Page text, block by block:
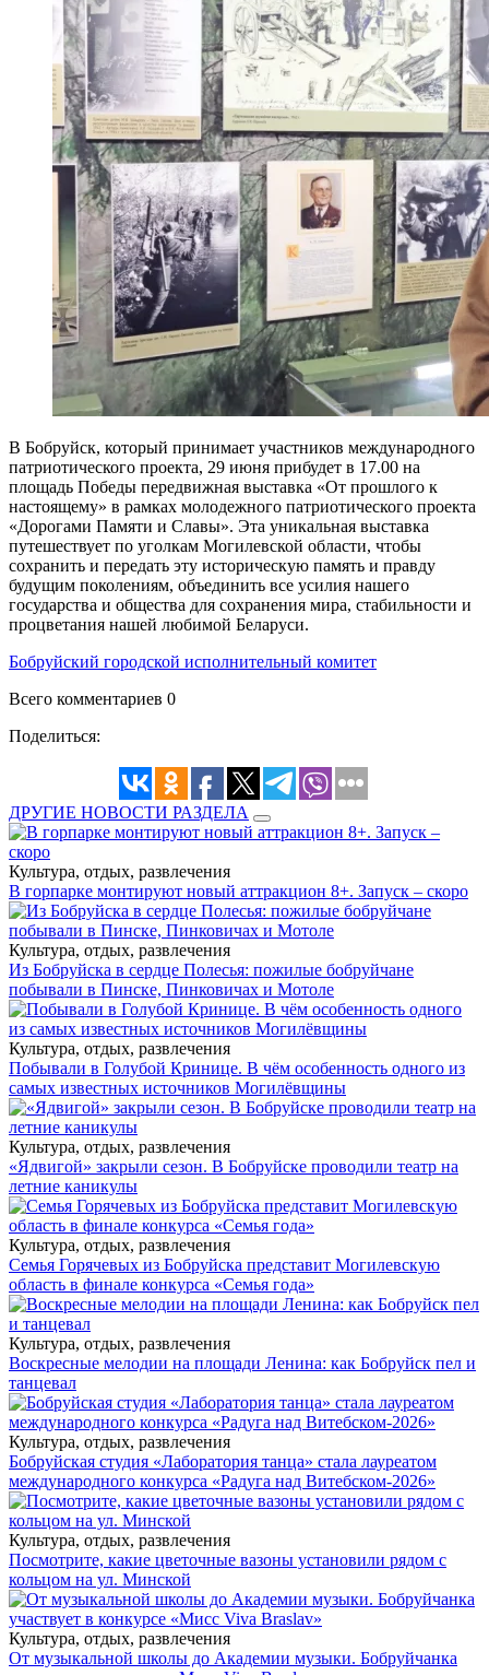
В Бобруйск, который принимает участников международного
патриотического проекта, 29 июня прибудет в 17.00 на
площадь Победы передвижная выставка «От прошлого к
настоящему» в рамках молодежного патриотического проекта
«Дорогами Памяти и Славы». Эта уникальная выставка
путешествует по уголкам Могилевской области, чтобы
сохранить и передать эту историческую память и правду
будущим поколениям, объединить все усилия нашего
государства и общества для сохранения мира, стабильности и
процветания нашей любимой Беларуси.­
Бобруйский городской исполнительный комитет
Всего комментариев 0
Поделиться:
ДРУГИЕ НОВОСТИ РАЗДЕЛА
Культура, отдых, развлечения
В горпарке монтируют новый аттракцион 8+. Запуск – скоро
Культура, отдых, развлечения
Из Бобруйска в сердце Полесья: пожилые бобруйчане
побывали в Пинске, Пинковичах и Мотоле
Культура, отдых, развлечения
Побывали в Голубой Кринице. В чём особенность одного из
самых известных источников Могилёвщины
Культура, отдых, развлечения
«Ядвигой» закрыли сезон. В Бобруйске проводили театр на
летние каникулы
Культура, отдых, развлечения
Семья Горячевых из Бобруйска представит Могилевскую
область в финале конкурса «Семья года»
Культура, отдых, развлечения
Воскресные мелодии на площади Ленина: как Бобруйск пел и
танцевал
Культура, отдых, развлечения
Бобруйская студия «Лаборатория танца» стала лауреатом
международного конкурса «Радуга над Витебском-2026»
Культура, отдых, развлечения
Посмотрите, какие цветочные вазоны установили рядом с
кольцом на ул. Минской
Культура, отдых, развлечения
От музыкальной школы до Академии музыки. Бобруйчанка